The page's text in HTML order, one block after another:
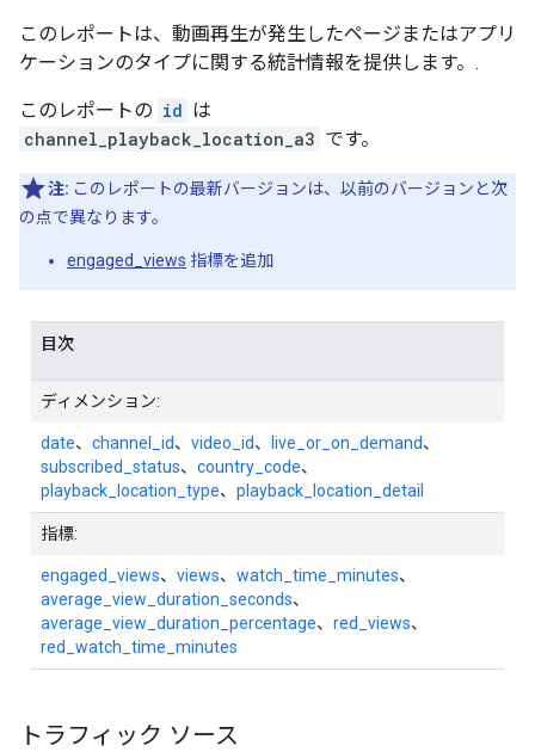
このレポートは、動画再生が発生したページまたはアプリ
ケーションのタイプに関する統計情報を提供します。.
このレポートの id は
channel_playback_location_a3 です。
注: このレポートの最新バージョンは、以前のバージョンと次
の点で異なります。
engaged_views 指標を追加
目次
ディメンション:
date、 channel_id、 video_id、 live_or_on_demand、
subscribed_status、 country_code、
playback_location_type、 playback_location_detail
指標:
engaged_views、 views、 watch_time_minutes、
average_view_duration_seconds、
average_view_duration_percentage、 red_views、
red_watch_time_minutes
トラフィック ソース